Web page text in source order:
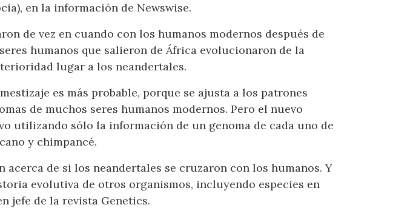
en la información de Newswise.
de vez en cuando con los humanos modernos después de
humanos que salieron de África evolucionaron de la
lugar a los neandertales.
es más probable, porque se ajusta a los patrones
de muchos seres humanos modernos. Pero el nuevo
utilizando sólo la información de un genoma de cada uno de
y chimpancé.
de si los neandertales se cruzaron con los humanos. Y
evolutiva de otros organismos, incluyendo especies en
jefe de la revista Genetics.